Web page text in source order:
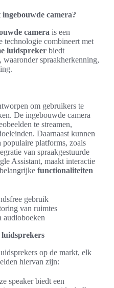
camera?
camera is een
technologie combineert met
luidspreker biedt
, waaronder spraakherkenning,
om gebruikers te
De ingebouwde camera
te streamen,
Daarnaast kunnen
populaire platforms, zoals
van spraakgestuurde
Assistant, maakt interactie
functionaliteiten
gebruik
van ruimtes
audioboeken
luidsprekers
op de markt, elk
hiervan zijn:
speaker biedt een